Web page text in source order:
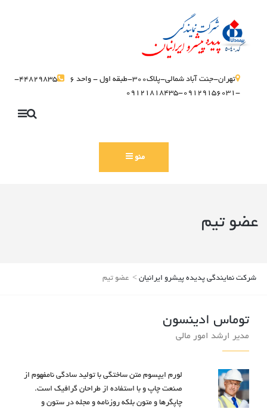
تهران-جنت آباد شمالی-پلاک300-طبقه اول - واحد 6
44829835-
-09129156031-09121818435
منو
عضو تیم
شرکت نمایندگی پدیده پیشرو ایرانیان > عضو تیم
توماس ادینسون
مدیر ارشد امور مالی
لورم ایپسوم متن ساختگی با تولید سادگی نامفهوم از
صنعت چاپ و با استفاده از طراحان گرافیک است.
چاپگرها و متون بلکه روزنامه و مجله در ستون و